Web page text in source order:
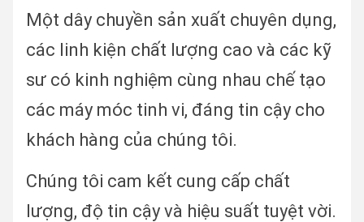
Một dây chuyền sản xuất chuyên dụng,
các linh kiện chất lượng cao và các kỹ
sư có kinh nghiệm cùng nhau chế tạo
các máy móc tinh vi, đáng tin cậy cho
khách hàng của chúng tôi.
Chúng tôi cam kết cung cấp chất
lượng, độ tin cậy và hiệu suất tuyệt vời.